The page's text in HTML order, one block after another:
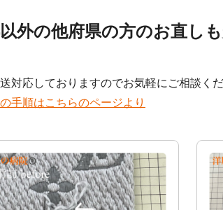
外の他府県の方のお直し
対応しておりますのでお気軽にご相談くだ
手順はこちらのページより